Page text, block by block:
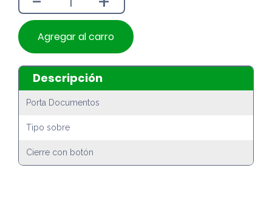
Agregar al carro
Descripción
Porta Documentos
Tipo sobre
Cierre con botón